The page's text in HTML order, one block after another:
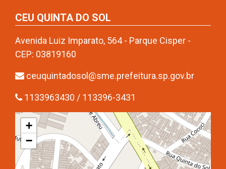
CEU QUINTA DO SOL
Avenida Luiz Imparato, 564 - Parque Cisper -
CEP: 03819160
ceuquintadosol@sme.prefeitura.sp.gov.br
1133963430 / 113396-3431
+
−